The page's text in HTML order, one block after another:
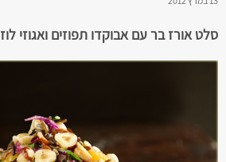
סלט אורז בר עם אבוקדו תפוזים ואגוזי לוז